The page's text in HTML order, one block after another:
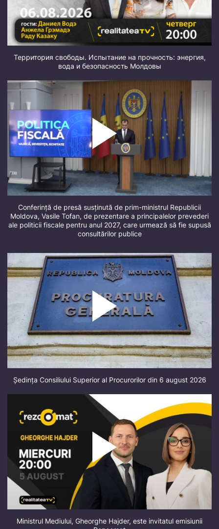
Территория свободы. Испытание на прочность: энергия,
вода и безопасность Молдовы
Conferință de presă susținută de prim-ministrul Republicii
Moldova, Vasile Tofan, de prezentare a principalelor prevederi
ale politicii fiscale pentru anul 2027, care urmează să fie supusă
consultărilor publice
Ședința Consiliului Superior al Procurorilor din 6 august 2026
Ministrul Mediului, Gheorghe Hajder, este invitatul emisiunii